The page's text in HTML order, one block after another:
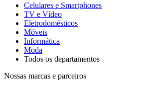
Celulares e Smartphones
TV e Vídeo
Eletrodomésticos
Móveis
Informática
Moda
Todos os departamentos
Nossas marcas e parceiros